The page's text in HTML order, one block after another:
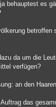
behauptest es
da um die
verfügen?
an den
das